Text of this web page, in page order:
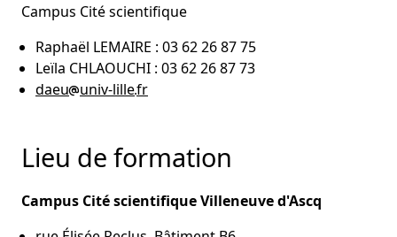
Campus Cité scientifique
Raphaël LEMAIRE : 03 62 26 87 75
Leïla CHLAOUCHI : 03 62 26 87 73
daeu univ-lillefr
Lieu de formation
Campus Cité scientifique Villeneuve d'Ascq